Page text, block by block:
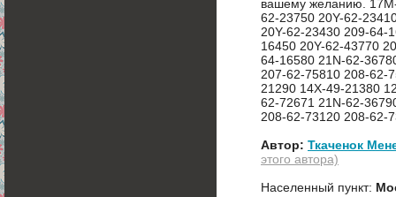
вашему желанию.
62-23750 20Y-62-
20Y-62-23430 209-64-
16450 20Y-62-43770
64-16580 21N-62-
207-62-75810 208-62-
21290 14X-49-21380
62-72671 21N-62-
208-62-73120 208-62-
Автор: Ткаченок
этого автора)
Населенный пункт: